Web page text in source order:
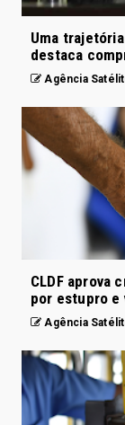
Uma
destaca
Agência
CLDF aprova
por estupro e
Agência